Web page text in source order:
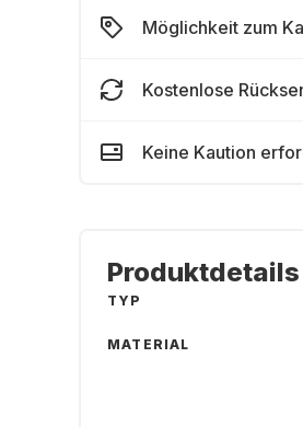
Möglichkeit zum
Kostenlose
Keine Kaution
Produktdetails
TYP
MATERIAL